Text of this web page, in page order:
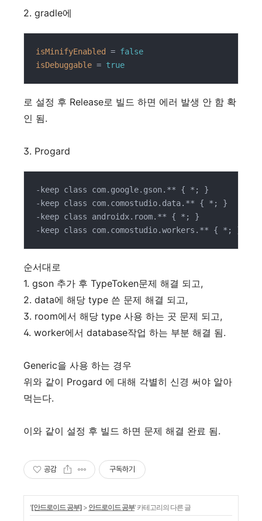
2. gradle에
isMinifyEnabled = false
isDebuggable = true
로 설정 후 Release로 빌드 하면 에러 발생 안 함 확
인 됨.
3. Progard
-keep class com.google.gson.** { *; }
-keep class com.comostudio.data.** { *; }
-keep class androidx.room.** { *; }
-keep class com.comostudio.workers.** { *; }
순서대로
1. gson 추가 후 TypeToken문제 해결 되고,
2. data에 해당 type 쓴 문제 해결 되고,
3. room에서 해당 type 사용 하는 곳 문제 되고,
4. worker에서 database작업 하는 부분 해결 됨.
Generic을 사용 하는 경우
위와 같이 Progard 에 대해 각별히 신경 써야 알아
먹는다.
이와 같이 설정 후 빌드 하면 문제 해결 완료 됨.
공감 구독하기
'[안드로이드 공부] > 안드로이드 공부' 카테고리의 다른 글